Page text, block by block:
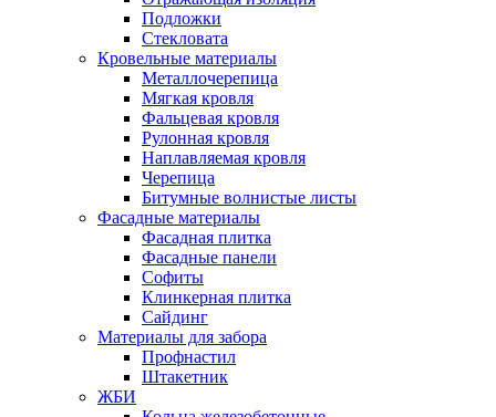
Подложки
Стекловата
Кровельные материалы
Металлочерепица
Мягкая кровля
Фальцевая кровля
Рулонная кровля
Наплавляемая кровля
Черепица
Битумные волнистые листы
Фасадные материалы
Фасадная плитка
Фасадные панели
Софиты
Клинкерная плитка
Сайдинг
Материалы для забора
Профнастил
Штакетник
ЖБИ